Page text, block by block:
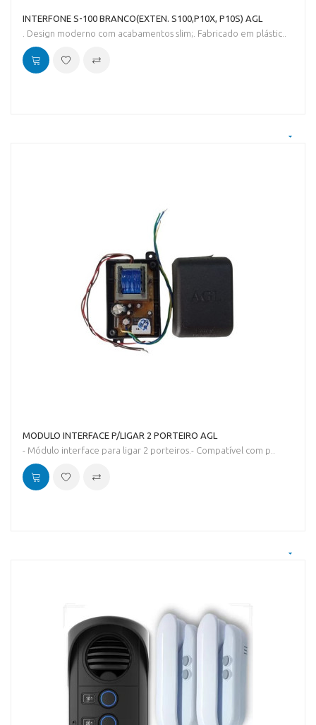
INTERFONE S-100 BRANCO(EXTEN. S100,P10X, P10S) AGL
. Design moderno com acabamentos slim;. Fabricado em plástic..
MODULO INTERFACE P/LIGAR 2 PORTEIRO AGL
- Módulo interface para ligar 2 porteiros.- Compatível com p..